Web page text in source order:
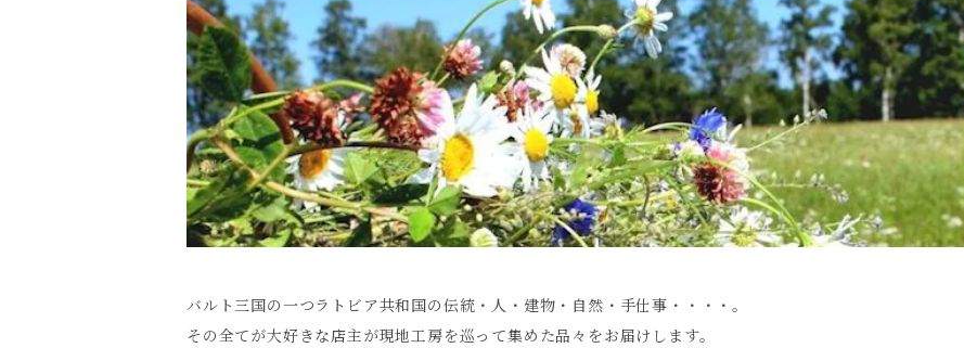
バルト三国の一つラトビア共和国の伝統・人・建物・自然・手仕事・・・・。
その全てが大好きな店主が現地工房を巡って集めた品々をお届けします。